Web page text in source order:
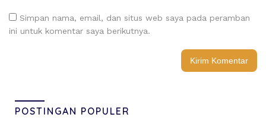
Simpan nama, email, dan situs web saya pada peramban
ini untuk komentar saya berikutnya.
POSTINGAN POPULER